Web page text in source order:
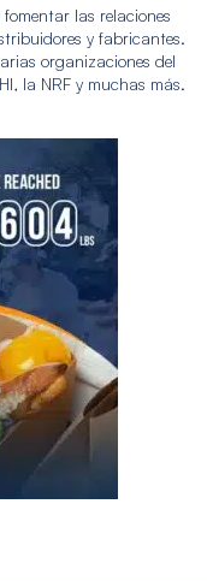
las relaciones
y fabricantes.
organizaciones del
la NRF y muchas más.